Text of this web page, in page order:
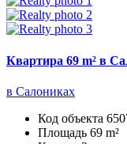
Квартира 69 m² в
в Салониках
Код объекта
Площадь 69 m²